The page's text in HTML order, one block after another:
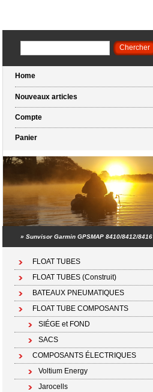
Home
Nouveaux articles
Compte
Panier
»Sunvisor Garmin GPSMAP 8410/8412/8416
FLOAT TUBES
FLOAT TUBES (Construit)
BATEAUX PNEUMATIQUES
FLOAT TUBE COMPOSANTS
SIÉGE et FOND
SACS
COMPOSANTS ÉLECTRIQUES
Voltium Energy
Jarocells